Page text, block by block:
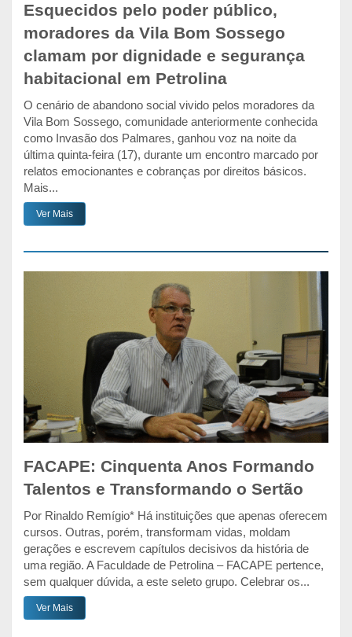
Esquecidos pelo poder público,
moradores da Vila Bom Sossego
clamam por dignidade e segurança
habitacional em Petrolina
O cenário de abandono social vivido pelos moradores da
Vila Bom Sossego, comunidade anteriormente conhecida
como Invasão dos Palmares, ganhou voz na noite da
última quinta-feira (17), durante um encontro marcado por
relatos emocionantes e cobranças por direitos básicos.
Mais...
Ver Mais
FACAPE: Cinquenta Anos Formando
Talentos e Transformando o Sertão
Por Rinaldo Remígio* Há instituições que apenas oferecem
cursos. Outras, porém, transformam vidas, moldam
gerações e escrevem capítulos decisivos da história de
uma região. A Faculdade de Petrolina – FACAPE pertence,
sem qualquer dúvida, a este seleto grupo. Celebrar os...
Ver Mais